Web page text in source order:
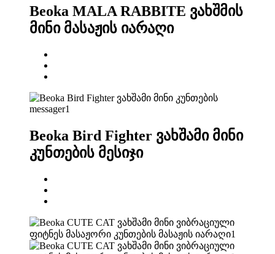
Beoka MALA RABBITE ვახშმის
მინი მასაჟის იარაღი
Beoka Bird Fighter ვახშამი მინი
კუნთების მესიჯი